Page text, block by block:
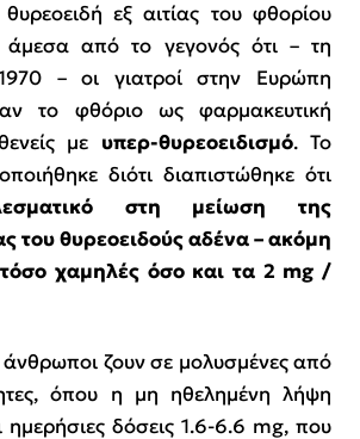
θυρεοειδή εξ αιτίας του φθορίου
άμεσα από το γεγονός ότι – τη
– οι γιατροί στην Ευρώπη
το φθόριο ως φαρμακευτική
με υπερ-θυρεοειδισμό. Το
διότι διαπιστώθηκε ότι
στη μείωση της
του θυρεοειδούς αδένα – ακόμη
τόσο χαμηλές όσο και τα 2 mg /
ζουν σε μολυσμένες από
όπου η μη ηθελημένη λήψη
ημερήσιες δόσεις 1.6-6.6 mg, που